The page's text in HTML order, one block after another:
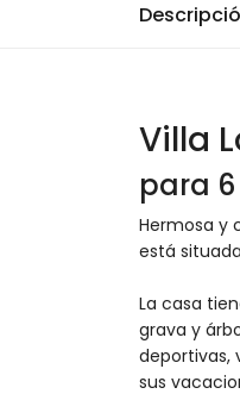
Villa
para
Hermosa y
está
La casa
grava y
deportivas,
sus